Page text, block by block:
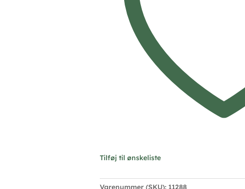
Tilføj til ønskeliste
Varenummer (SKU): 11288